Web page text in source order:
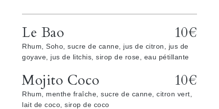
Le Bao 10€
Rhum, Soho, sucre de canne, jus de citron, jus de
goyave, jus de litchis, sirop de rose, eau pétillante
Mojito Coco 10€
Rhum, menthe fraîche, sucre de canne, citron vert,
lait de coco, sirop de coco